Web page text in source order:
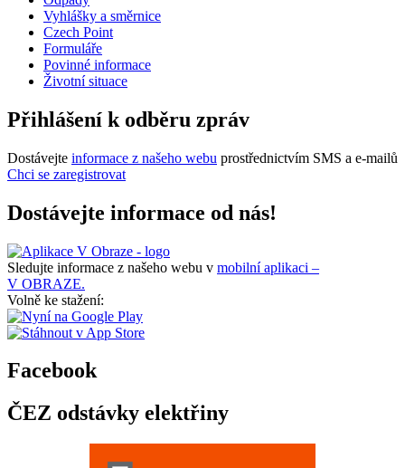
Vyhlášky a směrnice
Czech Point
Formuláře
Povinné informace
Životní situace
Přihlášení k odběru zpráv
Dostávejte informace z našeho webu prostřednictvím SMS a e-mailů
Chci se zaregistrovat
Dostávejte informace od nás!
Sledujte informace z našeho webu v mobilní aplikaci –
V OBRAZE.
Volně ke stažení:
Facebook
ČEZ odstávky elektřiny